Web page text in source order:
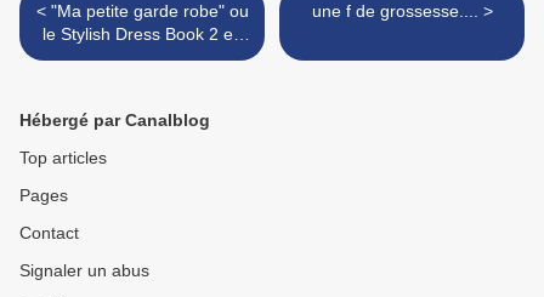
< "Ma petite garde robe" ou
le Stylish Dress Book 2 en
français
une f de grossesse.... >
Hébergé par Canalblog
Top articles
Pages
Contact
Signaler un abus